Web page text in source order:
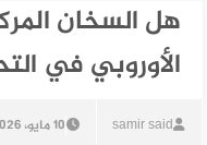
هل السخان
الأوروبي في
samir said 10 مايو، 2026